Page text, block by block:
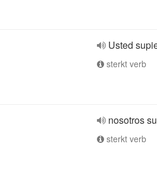
Usted
sterkt verb
nosotros
sterkt verb